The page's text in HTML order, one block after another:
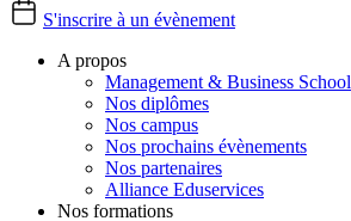
S'inscrire à un évènement
A propos
Management & Business School
Nos diplômes
Nos campus
Nos prochains évènements
Nos partenaires
Alliance Eduservices
Nos formations